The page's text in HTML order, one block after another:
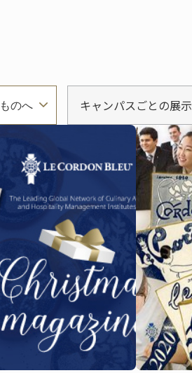
のへ キャンパスごとの展示